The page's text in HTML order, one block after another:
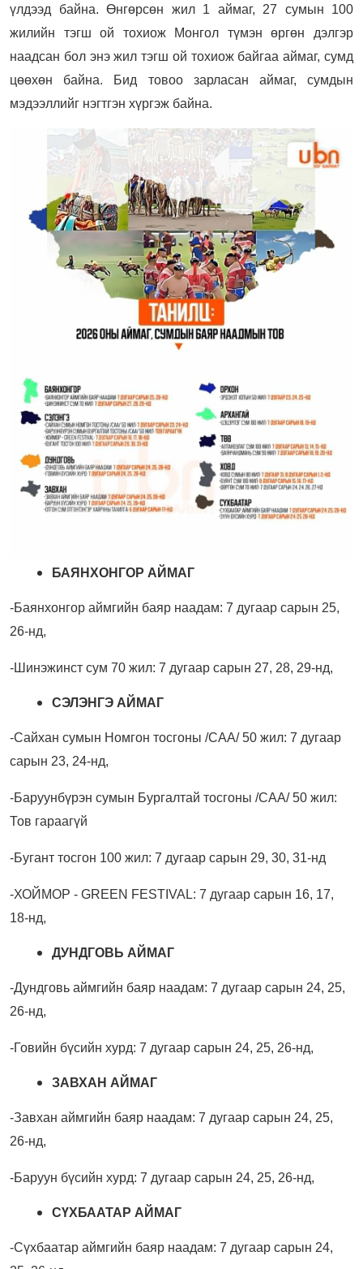
үлдээд байна. Өнгөрсөн жил 1 аймаг, 27 сумын 100
жилийн тэгш ой тохиож Монгол түмэн өргөн дэлгэр
наадсан бол энэ жил тэгш ой тохиож байгаа аймаг, сумд
цөөхөн байна. Бид товоо зарласан аймаг, сумдын
мэдээллийг нэгтгэн хүргэж байна.
БАЯНХОНГОР АЙМАГ
-Баянхонгор аймгийн баяр наадам: 7 дугаар сарын 25,
26-нд,
-Шинэжинст сум 70 жил: 7 дугаар сарын 27, 28, 29-нд,
СЭЛЭНГЭ АЙМАГ
-Сайхан сумын Номгон тосгоны /САА/ 50 жил: 7 дугаар
сарын 23, 24-нд,
-Баруунбүрэн сумын Бургалтай тосгоны /САА/ 50 жил:
Тов гараагүй
-Бугант тосгон 100 жил: 7 дугаар сарын 29, 30, 31-нд
-ХОЙМОР - GREEN FESTIVAL: 7 дугаар сарын 16, 17,
18-нд,
ДУНДГОВЬ АЙМАГ
-Дундговь аймгийн баяр наадам: 7 дугаар сарын 24, 25,
26-нд,
-Говийн бүсийн хурд: 7 дугаар сарын 24, 25, 26-нд,
ЗАВХАН АЙМАГ
-Завхан аймгийн баяр наадам: 7 дугаар сарын 24, 25,
26-нд,
-Баруун бүсийн хурд: 7 дугаар сарын 24, 25, 26-нд,
СҮХБААТАР АЙМАГ
-Сүхбаатар аймгийн баяр наадам: 7 дугаар сарын 24,